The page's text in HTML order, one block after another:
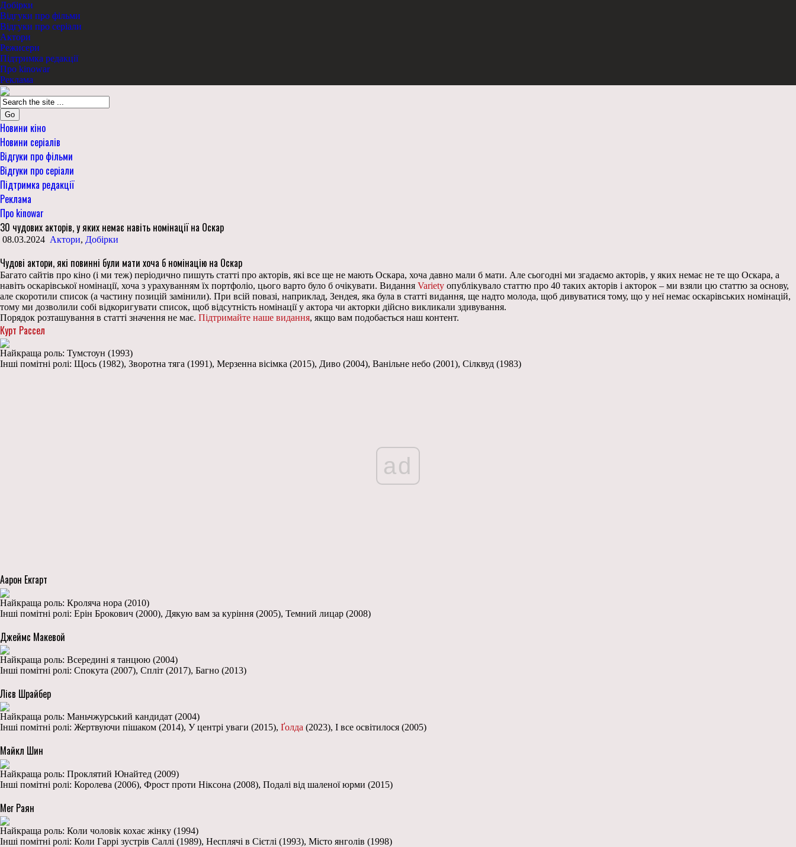
Добірки
Відгуки про фільми
Відгуки про серіали
Актори
Режисери
Підтримка редакції
Про kinowar
Реклама
Go
Новини кіно
Новини серіалів
Відгуки про фільми
Відгуки про серіали
Підтримка редакції
Реклама
Про kinowar
30 чудових акторів, у яких немає навіть номінації на Оскар
08.03.2024 Актори, Добірки
Чудові актори, які повинні були мати хоча б номінацію на Оскар
Багато сайтів про кіно (і ми теж) періодично пишуть статті про акторів, які все ще не мають Оскара, хоча давно мали б мати. Але сьогодні ми згадаємо акторів, у яких немає не те що Оскара, а
навіть оскарівської номінації, хоча з урахуванням їх портфоліо, цього варто було б очікувати. Видання Variety опублікувало статтю про 40 таких акторів і акторок – ми взяли цю статтю за основу,
але скоротили список (а частину позицій замінили). При всій повазі, наприклад, Зендея, яка була в статті видання, ще надто молода, щоб дивуватися тому, що у неї немає оскарівських номінацій,
тому ми дозволили собі відкоригувати список, щоб відсутність номінації у актора чи акторки дійсно викликали здивування.
Порядок розташування в статті значення не має. Підтримайте наше видання, якщо вам подобається наш контент.
Курт Рассел
Найкраща роль: Тумстоун (1993)
Інші помітні ролі: Щось (1982), Зворотна тяга (1991), Мерзенна вісімка (2015), Диво (2004), Ванільне небо (2001), Сілквуд (1983)
ad
Аарон Екгарт
Найкраща роль: Кроляча нора (2010)
Інші помітні ролі: Ерін Брокович (2000), Дякую вам за куріння (2005), Темний лицар (2008)
Джеймс Макевой
Найкраща роль: Всередині я танцюю (2004)
Інші помітні ролі: Спокута (2007), Спліт (2017), Багно (2013)
Лієв Шрайбер
Найкраща роль: Маньчжурський кандидат (2004)
Інші помітні ролі: Жертвуючи пішаком (2014), У центрі уваги (2015), Ґолда (2023), І все освітилося (2005)
Майкл Шин
Найкраща роль: Проклятий Юнайтед (2009)
Інші помітні ролі: Королева (2006), Фрост проти Ніксона (2008), Подалі від шаленої юрми (2015)
Мег Раян
Найкраща роль: Коли чоловік кохає жінку (1994)
Інші помітні ролі: Коли Гаррі зустрів Саллі (1989), Несплячі в Сієтлі (1993), Місто янголів (1998)